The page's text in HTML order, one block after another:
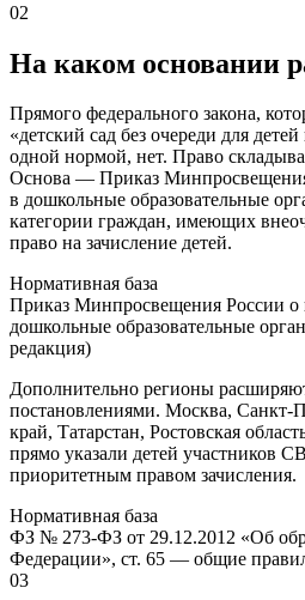
02
На каком основании
Прямого федерального закона,
«детский сад без очереди для
одной нормой, нет. Право
Основа — Приказ
в дошкольные образовательные
категории граждан, имеющих
право на зачисление детей.
Нормативная база
Приказ Минпросвещения России о
дошкольные образовательные
редакция)
Дополнительно регионы
постановлениями. Москва, Санкт-
край, Татарстан, Ростовская
прямо указали детей участников
приоритетным правом зачисления.
Нормативная база
ФЗ № 273-ФЗ от 29.12.2012 «Об
Федерации», ст. 65 — общие
03